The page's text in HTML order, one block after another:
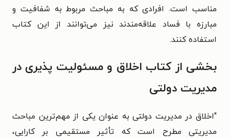
مناسب است. افرادی که به مباحث مربوط به شفافیت و
مبارزه با فساد علاقه‌مندند نیز می‌توانند از این کتاب
استفاده کنند.
بخشی از کتاب اخلاق و مسئولیت پذیری در
مدیریت دولتی
"اخلاق در مدیریت دولتی به عنوان یکی از مهم‌ترین مباحث
مدیریتی مطرح است که تأثیر مستقیمی بر کارایی،